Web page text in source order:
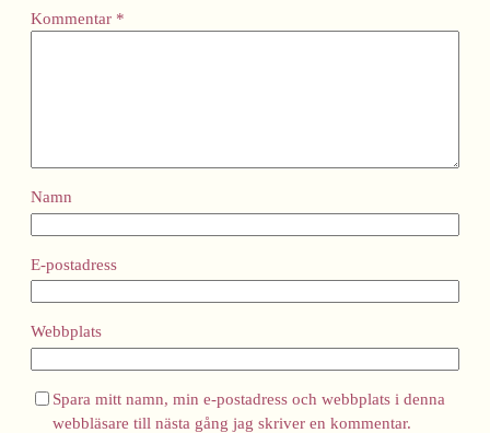
Kommentar *
Namn
E-postadress
Webbplats
Spara mitt namn, min e-postadress och webbplats i denna
webbläsare till nästa gång jag skriver en kommentar.